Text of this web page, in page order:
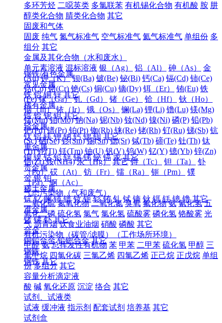
多环芳烃 二噁英类 多氯联苯 有机锡化合物 有机酸 胺 肼
醇类化合物 腈类化合物 其它
固废和气体
固废 纯气 氮气标准气 空气标准气 氦气标准气 单组份 多
组分 其它
金属及其化合物（水和废水）
单元素溶液 混标溶液 银（Ag） 铝（Al） 砷（As）
金
(Au) 钾（K） 钡(Ba) 铍(Be) 铋(Bi) 钙(Ca) 镉(Cd) 铈(Ce)
钴(Co) 铬(Cr) 铯(Cs) 铜(Cu) 镝(Dy) 铒（Er） 铕(Eu) 铁
(Fe) 镓（Ga） 钆（Gd） 锗（Ge） 铪（Hf）
钬（Ho）
铟（In） 铱（Ir） 锇（Os） 镧(La) 锂(Li) 镥(Lu) 镁(Mg)
锰(Mn) 钼(Mo) 钠(Na) 铌(Nb) 钕(Nd) 镍(Ni) 磷(P) 铅(Pb)
钯(Pd) 镨(Pr) 铂(Pt) 铷(Rb) 铼(Re) 铑(Rh) 钌(Ru) 锑(Sb) 钪
(Sc) 硒(Se) 钐(Sm) 锡(Sn) 锶(Sr) 铽(Tb) 碲(Te) 钍(Th) 钛
(Ti) 铊(Tl) 铥(Tm) 铀(U) 钒(V) 钨(W) 钇(Y) 镱(Yb) 锌(Zn)
锆(Zr) 铵(NH4) 汞（Hg） 其它 锝（Tc） 钽（Ta）
钋
（Po） 砹（At） 钫（Fr） 镭（Ra） 钷（Pm）
镤
（Pa） 锕（Ac）
气态污染物（气和废气）
二氧化硫 氮氧化物 二氧化氮 臭氧 氟化物 氨 氰化氢 五
氧化二磷 硫化氢 氯气 氯化氢 硫酸雾 磷化氢 铬酸雾 光
气 沥青烟 饮食业油烟 硝酸 磷酸 其它
有机污染物（碳管/滤膜）（工作场所环境）
甲醛 氨 总挥发性有机物 苯 甲苯 二甲苯 硫化氢 甲醇 三
氯甲烷 四氯化碳 三氯乙烯 四氯乙烯 正己烷 正戊烷 单组
份 多组分 其它
容量分析滴定液
酸 碱 氧化还原 沉淀 络合 其它
试剂、试液类
试液 缓冲液 指示剂 配套试剂 培养基 其它
试剂盒
钢铁/有色金属
常见金属
铁 铝 铜 锌 其它
稀有金属
锆 铪 铌 钽 其它
轻金属
钛 铝 镁 钾 钠 钙 锶 钡 其它
重金属
铜 镍 钴 铅 锌 锡 锑 铋 镉 汞 其它
贵金属
金 银 铂
稀土金属
钪 钇 镧 铈 镨 钕 钷 钐 铕 钆 铽 镝 钬 铒 铥 镱 镥 其它
准金属
锗 锑 钋 其它
合金
铜铅合金 铅钯合金 其它
钢铁
钢铁 其它